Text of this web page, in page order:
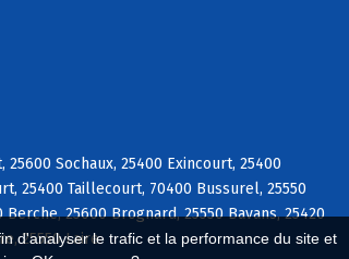
d'analyser le trafic et la performance du site et
Sochaux, 25400 Exincourt, 25400
25400 Taillecourt, 70400 Bussurel, 25550
25600 Brognard, 25550 Bavans, 25420
25550 Laire